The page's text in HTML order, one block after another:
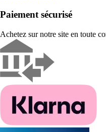
Paiement sécurisé
Achetez sur notre site en toute